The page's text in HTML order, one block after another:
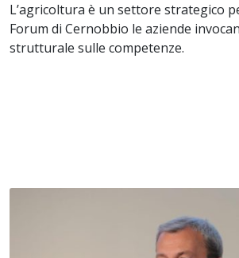
L’agricoltura è un settore strategico
Forum di Cernobbio le aziende
strutturale sulle competenze.